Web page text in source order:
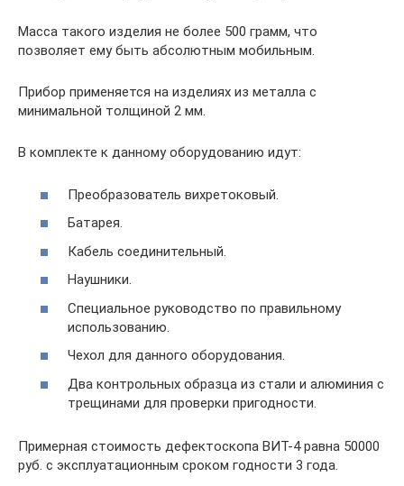
Масса такого изделия не более 500 грамм, что
позволяет ему быть абсолютным мобильным.
Прибор применяется на изделиях из металла с
минимальной толщиной 2 мм.
В комплекте к данному оборудованию идут:
Преобразователь вихретоковый.
Батарея.
Кабель соединительный.
Наушники.
Специальное руководство по правильному
использованию.
Чехол для данного оборудования.
Два контрольных образца из стали и алюминия с
трещинами для проверки пригодности.
Примерная стоимость дефектоскопа ВИТ-4 равна 50000
руб. с эксплуатационным сроком годности 3 года.